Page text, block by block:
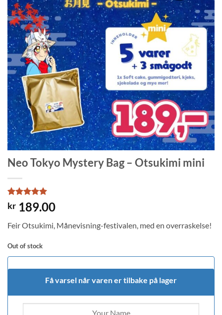
Neo Tokyo Mystery Bag – Otsukimi mini
Rated5
out of 5
1
customer
kr 189.00
Feir Otsukimi, Månevisning-festivalen, med en overraskelse!
Out of stock
Få varsel når varen er tilbake på lager